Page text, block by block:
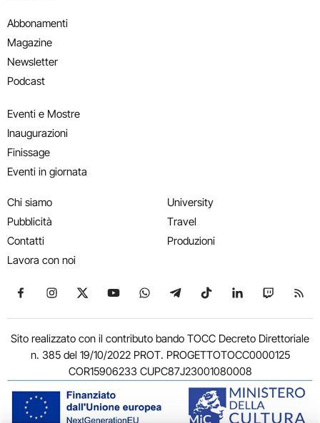
Abbonamenti
Magazine
Newsletter
Podcast
Eventi e Mostre
Inaugurazioni
Finissage
Eventi in giornata
Chi siamo
Pubblicità
Contatti
Lavora con noi
University
Travel
Produzioni
Seguici su Facebook
Seguici su Instagram
Seguici su X
Seguici su YouTube
Seguici su WhatsApp
Seguici su Telegram
Seguici su TikTok
Seguici su
Seguici
Sito realizzato con il contributo bando TOCC Decreto Direttoriale
n. 385 del 19/10/2022 PROT. PROGETTOTOCC0000125
COR15906233 CUPC87J23001080008